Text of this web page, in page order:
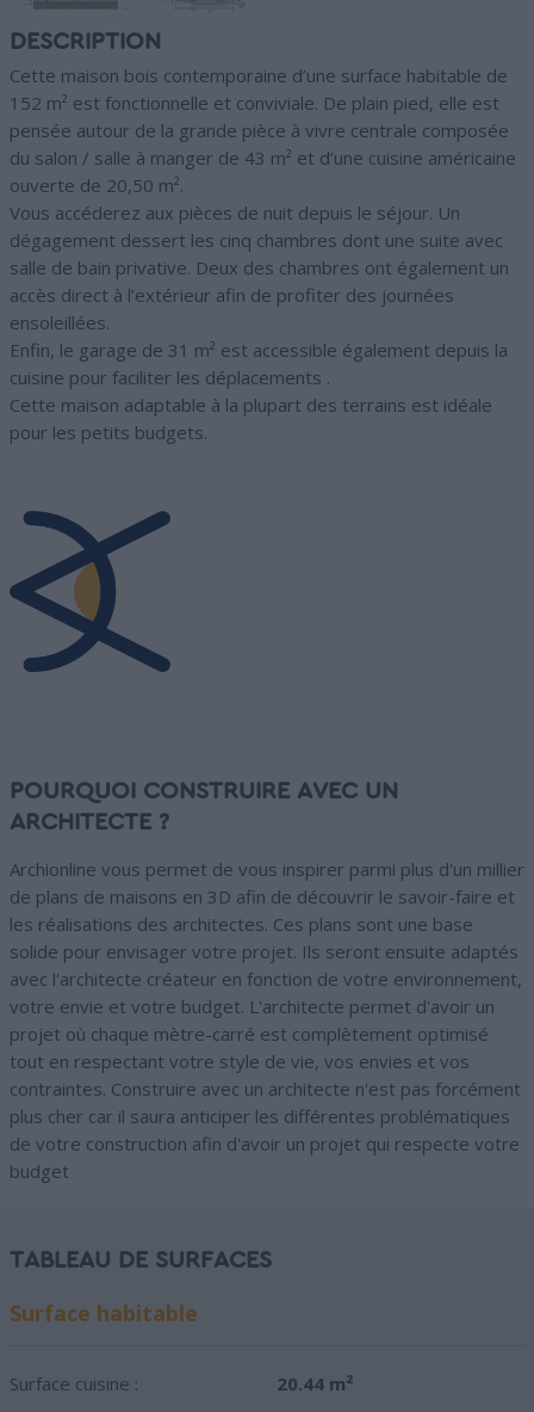
DESCRIPTION
Cette maison bois contemporaine d’une surface habitable de
152 m² est fonctionnelle et conviviale. De plain pied, elle est
pensée autour de la grande pièce à vivre centrale composée
du salon / salle à manger de 43 m² et d’une cuisine américaine
ouverte de 20,50 m².
Vous accéderez aux pièces de nuit depuis le séjour. Un
dégagement dessert les cinq chambres dont une suite avec
salle de bain privative. Deux des chambres ont également un
accès direct à l’extérieur afin de profiter des journées
ensoleillées.
Enfin, le garage de 31 m² est accessible également depuis la
cuisine pour faciliter les déplacements .
Cette maison adaptable à la plupart des terrains est idéale
pour les petits budgets.
POURQUOI CONSTRUIRE AVEC UN
ARCHITECTE ?
Archionline vous permet de vous inspirer parmi plus d'un millier
de plans de maisons en 3D afin de découvrir le savoir-faire et
les réalisations des architectes. Ces plans sont une base
solide pour envisager votre projet. Ils seront ensuite adaptés
avec l'architecte créateur en fonction de votre environnement,
votre envie et votre budget. L'architecte permet d'avoir un
projet où chaque mètre-carré est complètement optimisé
tout en respectant votre style de vie, vos envies et vos
contraintes. Construire avec un architecte n'est pas forcément
plus cher car il saura anticiper les différentes problématiques
de votre construction afin d'avoir un projet qui respecte votre
budget
TABLEAU DE SURFACES
Surface habitable
Surface cuisine :
20.44 m²